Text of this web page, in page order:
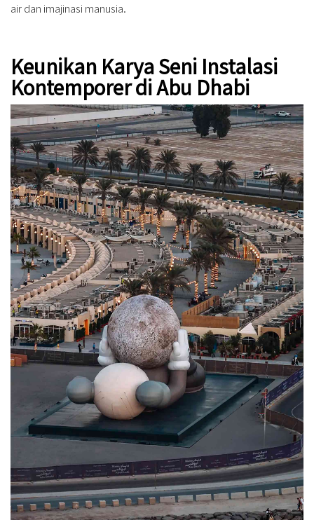
air dan imajinasi manusia.
Keunikan Karya Seni Instalasi
Kontemporer di Abu Dhabi